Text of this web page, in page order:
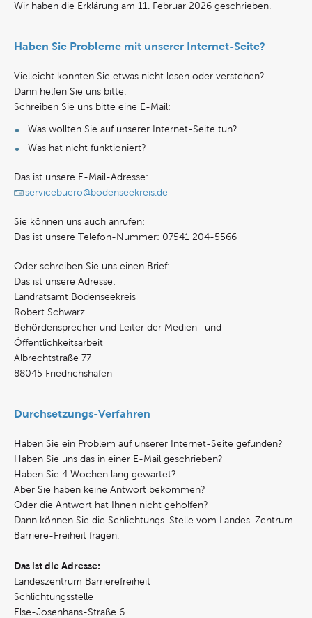
Wir haben die Erklärung am 11. Februar 2026 geschrieben.
Haben Sie Probleme mit unserer Internet-Seite?
Vielleicht konnten Sie etwas nicht lesen oder verstehen?
Dann helfen Sie uns bitte.
Schreiben Sie uns bitte eine E-Mail:
Was wollten Sie auf unserer Internet-Seite tun?
Was hat nicht funktioniert?
Das ist unsere E-Mail-Adresse:
servicebuero@bodenseekreis.de
Sie können uns auch anrufen:
Das ist unsere Telefon-Nummer: 07541 204-5566
Oder schreiben Sie uns einen Brief:
Das ist unsere Adresse:
Landratsamt Bodenseekreis
Robert Schwarz
Behördensprecher und Leiter der Medien- und
Öffentlichkeitsarbeit
Albrechtstraße 77
88045 Friedrichshafen
Durchsetzungs-Verfahren
Haben Sie ein Problem auf unserer Internet-Seite gefunden?
Haben Sie uns das in einer E-Mail geschrieben?
Haben Sie 4 Wochen lang gewartet?
Aber Sie haben keine Antwort bekommen?
Oder die Antwort hat Ihnen nicht geholfen?
Dann können Sie die Schlichtungs-Stelle vom Landes-Zentrum
Barriere-Freiheit fragen.
Das ist die Adresse:
Landeszentrum Barrierefreiheit
Schlichtungsstelle
Else-Josenhans-Straße 6